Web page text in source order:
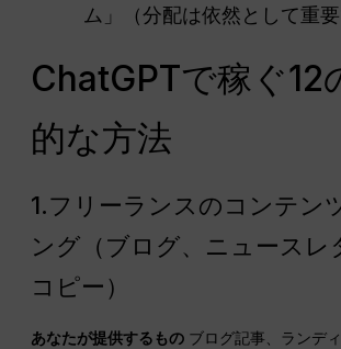
ム」（分配は依然として重要
ChatGPTで稼ぐ12
的な方法
1.フリーランスのコンテン
ング（ブログ、ニュースレ
コピー）
あなたが提供するもの ブログ記事、ランデ